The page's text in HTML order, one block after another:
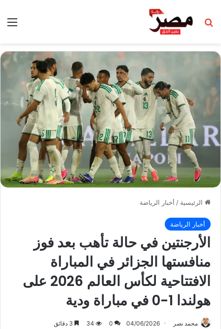
بحث عن
الرئيسية / أخبار الرياضة
أخبار الرياضة
الأرجنتين في حالة تأهب بعد فوز
منافستها الجزائر في المباراة
الافتتاحية لكأس العالم 2026 على
هولندا 1-0 في مباراة ودية
محمد نصر 04/06/2026
0
34